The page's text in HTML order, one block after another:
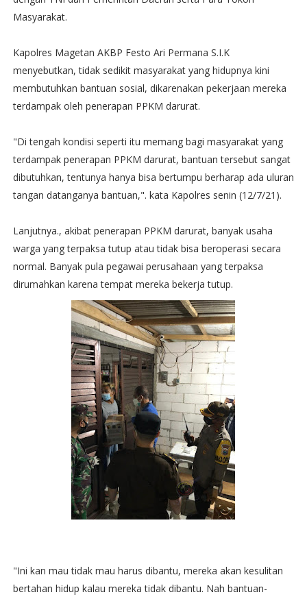
Masyarakat.
Kapolres Magetan AKBP Festo Ari Permana S.I.K
menyebutkan, tidak sedikit masyarakat yang hidupnya kini
membutuhkan bantuan sosial, dikarenakan pekerjaan mereka
terdampak oleh penerapan PPKM darurat.
"Di tengah kondisi seperti itu memang bagi masyarakat yang
terdampak penerapan PPKM darurat, bantuan tersebut sangat
dibutuhkan, tentunya hanya bisa bertumpu berharap ada uluran
tangan datanganya bantuan,". kata Kapolres senin (12/7/21).
Lanjutnya., akibat penerapan PPKM darurat, banyak usaha
warga yang terpaksa tutup atau tidak bisa beroperasi secara
normal. Banyak pula pegawai perusahaan yang terpaksa
dirumahkan karena tempat mereka bekerja tutup.
"Ini kan mau tidak mau harus dibantu, mereka akan kesulitan
bertahan hidup kalau mereka tidak dibantu. Nah bantuan-